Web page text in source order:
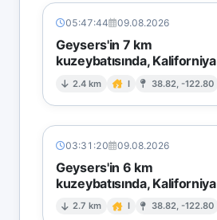
05:47:44 09.08.2026
Geysers'in 7 km
kuzeybatısında, Kaliforniya
2.4 km I 38.82, -122.80
03:31:20 09.08.2026
Geysers'in 6 km
kuzeybatısında, Kaliforniya
2.7 km I 38.82, -122.80